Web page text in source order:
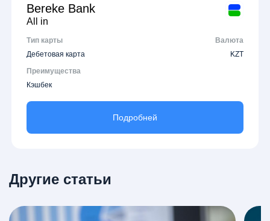
Bereke Bank
All in
Тип карты
Валюта
Дебетовая карта
KZT
Преимущества
Кэшбек
Подробней
Другие статьи